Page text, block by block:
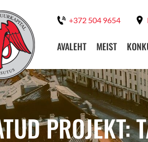
+372 504 9654
AVALEHT MEIST
PROJEKT: